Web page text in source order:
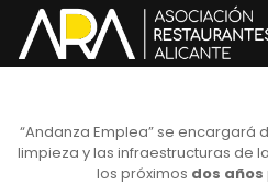
“Andanza Emplea” se encargará
limpieza y las infraestructuras de
los próximos dos años